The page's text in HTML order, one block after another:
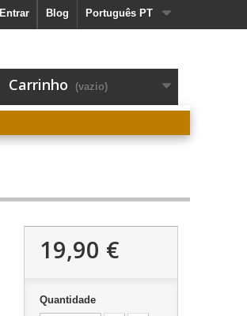
Português PT
Blog
Entrar
Carrinho (vazio)
19,90 €
Quantidade